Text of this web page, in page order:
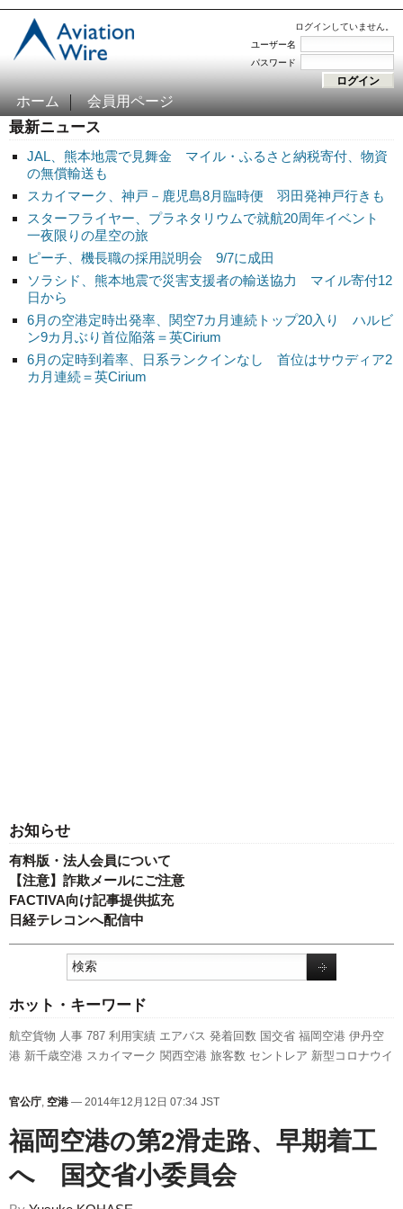
ログインしていません。
ユーザー名
パスワード
ホーム 会員用ページ
最新ニュース
JAL、熊本地震で見舞金 マイル・ふるさと納税寄付、物資
の無償輸送も
スカイマーク、神戸－鹿児島8月臨時便 羽田発神戸行きも
スターフライヤー、プラネタリウムで就航20周年イベント
一夜限りの星空の旅
ピーチ、機長職の採用説明会 9/7に成田
ソラシド、熊本地震で災害支援者の輸送協力 マイル寄付12
日から
6月の空港定時出発率、関空7カ月連続トップ20入り ハルビ
ン9カ月ぶり首位陥落＝英Cirium
6月の定時到着率、日系ランクインなし 首位はサウディア2
カ月連続＝英Cirium
お知らせ
有料版・法人会員について
【注意】詐欺メールにご注意
FACTIVA向け記事提供拡充
日経テレコンへ配信中
ホット・キーワード
航空貨物 人事 787 利用実績 エアバス 発着回数 国交省 福岡空港 伊丹空
港 新千歳空港 スカイマーク 関西空港 旅客数 セントレア 新型コロナウイ
ン 実績 先週の注目記事 成田空港 日本航空
A350 XWB 全日空
官公庁, 空港 — 2014年12月12日 07:34 JST
福岡空港の第2滑走路、早期着工
へ 国交省小委員会